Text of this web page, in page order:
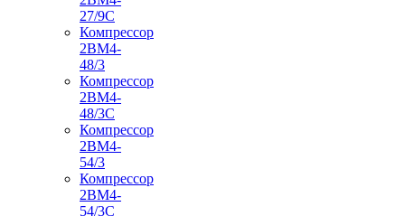
27/9С
Компрессор
2ВМ4-
48/3
Компрессор
2ВМ4-
48/3С
Компрессор
2ВМ4-
54/3
Компрессор
2ВМ4-
54/3С